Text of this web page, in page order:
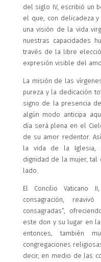
del siglo IV, escribió un
el que, con delicadeza
una visión de la vida
nuestras capacidades
través de la libre
expresión visible del
La misión de las
pureza y la dedicación
signo de la presencia
algún modo anticipa
día será plena en el
de su amor redentor.
la vida de la Iglesia,
dignidad de la mujer, tal
lado.
El Concilio
consagración,
consagradas”,
este don y su lugar en
entonces, también
congregaciones
decir, en medio de las